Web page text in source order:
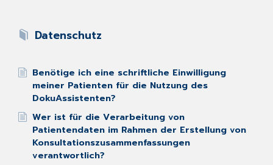
Datenschutz
Benötige ich eine schriftliche Einwilligung
meiner Patienten für die Nutzung des
DokuAssistenten?
Wer ist für die Verarbeitung von
Patientendaten im Rahmen der Erstellung von
Konsultationszusammenfassungen
verantwortlich?